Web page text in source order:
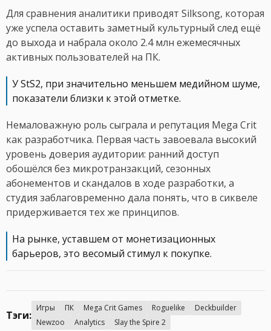
Для сравнения аналитики приводят Silksong, которая
уже успела оставить заметный культурный след ещё
до выхода и набрала около 2.4 млн ежемесячных
активных пользователей на ПК.
У StS2, при значительно меньшем медийном шуме,
показатели близки к этой отметке.
Немаловажную роль сыграла и репутация Mega Crit
как разработчика. Первая часть завоевала высокий
уровень доверия аудитории: ранний доступ
обошёлся без микротранзакций, сезонных
абонементов и скандалов в ходе разработки, а
студия заблаговременно дала понять, что в сиквеле
придерживается тех же принципов.
На рынке, уставшем от монетизационных
барьеров, это весомый стимул к покупке.
Тэги:
Игры ПК Mega Crit Games Roguelike
Deckbuilder
Newzoo
Analytics Slay the Spire 2